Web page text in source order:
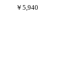
￥5,940